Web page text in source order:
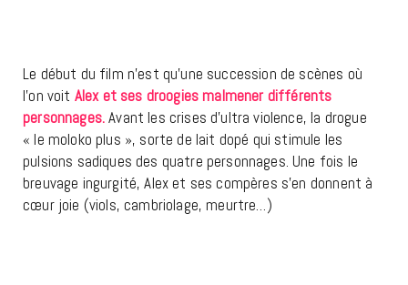
Le début du film n’est qu’une succession de scènes où
l’on voit Alex et ses droogies malmener différents
personnages.Avant les crises d’ultra violence, la drogue
« le moloko plus », sorte de lait dopé qui stimule les
pulsions sadiques des quatre personnages. Une fois le
breuvage ingurgité, Alex et ses compères s’en donnent à
cœur joie (viols, cambriolage, meurtre…)